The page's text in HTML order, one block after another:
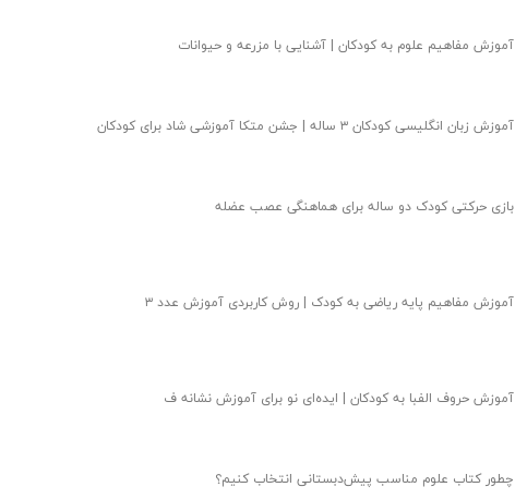
آموزش مفاهیم علوم به کودکان | آشنایی با مزرعه و حیوانات
آموزش زبان انگلیسی کودکان ۳ ساله | جشن متکا‌ آموزشی شاد برای کودکان
بازی حرکتی کودک دو ساله برای هماهنگی عصب عضله
آموزش مفاهیم پایه ریاضی به کودک | روش کاربردی آموزش عدد ۳
آموزش حروف الفبا به کودکان | ایده‌ای نو‌ برای آموزش نشانه ف
چطور کتاب علوم مناسب پیش‌دبستانی انتخاب کنیم؟